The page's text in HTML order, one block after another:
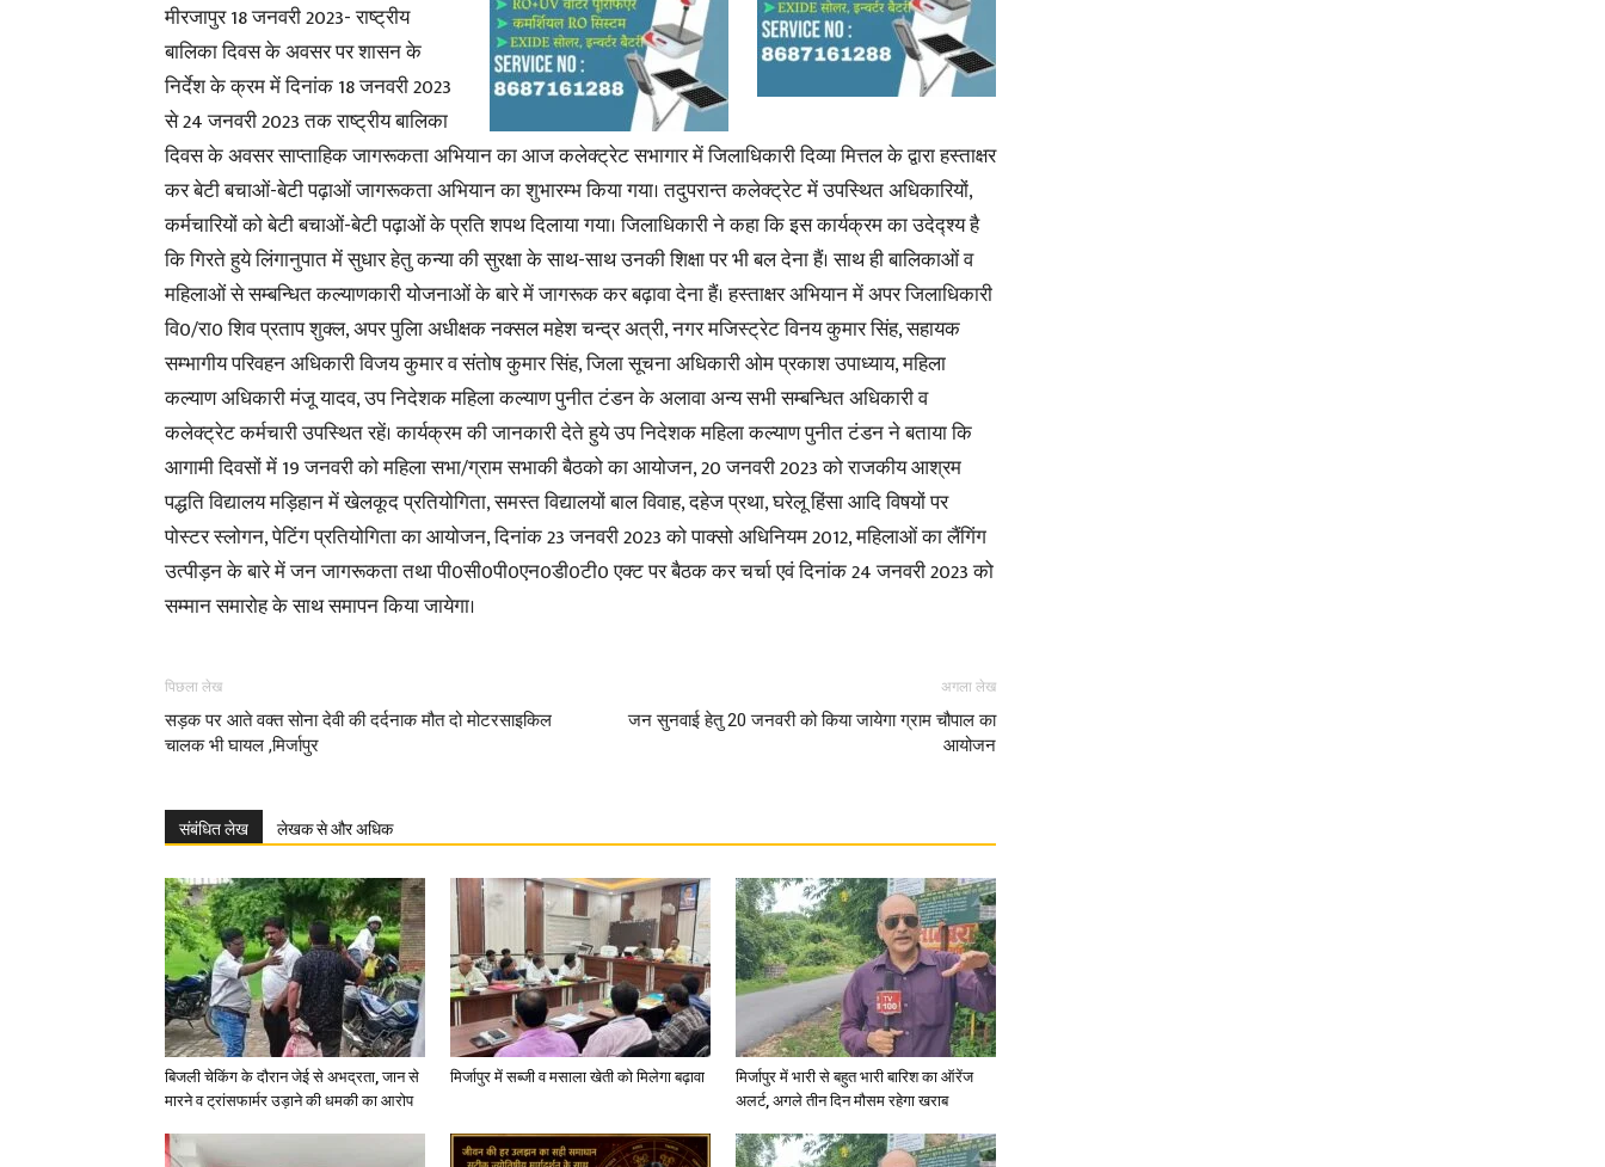
News
Paper
मीरजापुर 18 जनवरी 2023- राष्ट्रीय
बालिका दिवस के अवसर पर शासन के
निर्देश के क्रम में दिनांक 18 जनवरी 2023
से 24 जनवरी 2023 तक राष्ट्रीय बालिका
दिवस के अवसर साप्ताहिक जागरूकता अभियान का आज कलेक्ट्रेट सभागार में जिलाधिकारी दिव्या मित्तल के द्वारा हस्ताक्षर
कर बेटी बचाओं-बेटी पढ़ाओं जागरूकता अभियान का शुभारम्भ किया गया। तदुपरान्त कलेक्ट्रेट में उपस्थित अधिकारियों,
कर्मचारियों को बेटी बचाओं-बेटी पढ़ाओं के प्रति शपथ दिलाया गया। जिलाधिकारी ने कहा कि इस कार्यक्रम का उदेद्श्य है
कि गिरते हुये लिंगानुपात में सुधार हेतु कन्या की सुरक्षा के साथ-साथ उनकी शिक्षा पर भी बल देना हैं। साथ ही बालिकाओं व
महिलाओं से सम्बन्धित कल्याणकारी योजनाओं के बारे में जागरूक कर बढ़ावा देना हैं। हस्ताक्षर अभियान में अपर जिलाधिकारी
वि0/रा0 शिव प्रताप शुक्ल, अपर पुलिा अधीक्षक नक्सल महेश चन्द्र अत्री, नगर मजिस्ट्रेट विनय कुमार सिंह, सहायक
सम्भागीय परिवहन अधिकारी विजय कुमार व संतोष कुमार सिंह, जिला सूचना अधिकारी ओम प्रकाश उपाध्याय, महिला
कल्याण अधिकारी मंजू यादव, उप निदेशक महिला कल्याण पुनीत टंडन के अलावा अन्य सभी सम्बन्धित अधिकारी व
कलेक्ट्रेट कर्मचारी उपस्थित रहें। कार्यक्रम की जानकारी देते हुये उप निदेशक महिला कल्याण पुनीत टंडन ने बताया कि
आगामी दिवसों में 19 जनवरी को महिला सभा/ग्राम सभाकी बैठको का आयोजन, 20 जनवरी 2023 को राजकीय आश्रम
पद्धति विद्यालय मड़िहान में खेलकूद प्रतियोगिता, समस्त विद्यालयों बाल विवाह, दहेज प्रथा, घरेलू हिंसा आदि विषयों पर
पोस्टर स्लोगन, पेटिंग प्रतियोगिता का आयोजन, दिनांक 23 जनवरी 2023 को पाक्सो अधिनियम 2012, महिलाओं का लैंगिंग
उत्पीड़न के बारे में जन जागरूकता तथा पी0सी0पी0एन0डी0टी0 एक्ट पर बैठक कर चर्चा एवं दिनांक 24 जनवरी 2023 को
सम्मान समारोह के साथ समापन किया जायेगा।
पिछला लेख
सड़क पर आते वक्त सोना देवी की दर्दनाक मौत दो मोटरसाइकिल
चालक भी घायल ,मिर्जापुर
अगला लेख
जन सुनवाई हेतु 20 जनवरी को किया जायेगा ग्राम चौपाल का
आयोजन
संबंधित लेख लेखक से और अधिक
बिजली चेकिंग के दौरान जेई से अभद्रता, जान से
मारने व ट्रांसफार्मर उड़ाने की धमकी का आरोप
मिर्जापुर में सब्जी व मसाला खेती को मिलेगा बढ़ावा
मिर्जापुर में भारी से बहुत भारी बारिश का ऑरेंज
अलर्ट, अगले तीन दिन मौसम रहेगा खराब